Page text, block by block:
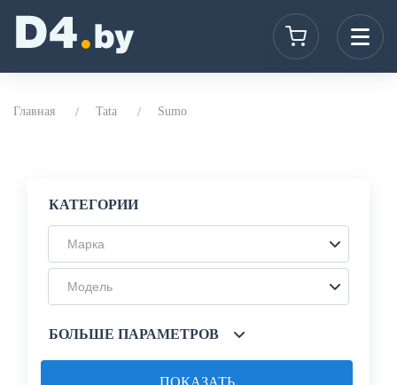
Главная Tata Sumo
КАТЕГОРИИ
Марка
Модель
БОЛЬШЕ ПАРАМЕТРОВ
ПОКАЗАТЬ